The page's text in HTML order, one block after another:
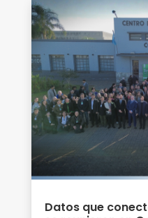
Datos que